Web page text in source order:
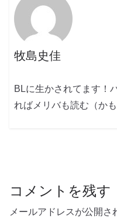
牧島史佳
BLに生かされてます！
ればメリバも読む（か
コメントを残す
メールアドレスが公開さ